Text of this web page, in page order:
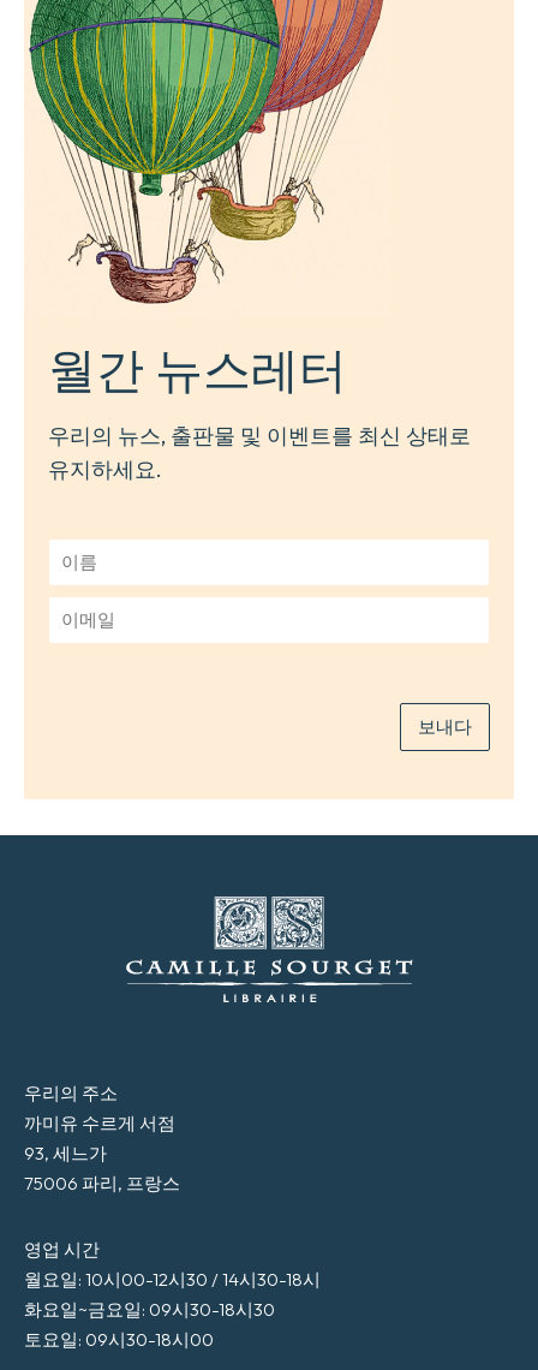
월간 뉴스레터
우리의 뉴스, 출판물 및 이벤트를 최신 상태로
유지하세요.
름
*
메
보내다
우리의 주소
까미유 수르게 서점
93, 세느가
75006 파리, 프랑스
영업 시간
월요일: 10시00-12시30 / 14시30-18시
화요일~금요일: 09시30-18시30
토요일: 09시30-18시00